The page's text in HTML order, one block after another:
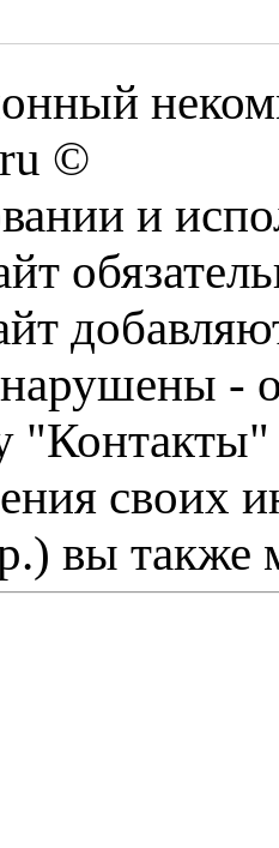
©
и
-
"Контакты"
своих
вы также